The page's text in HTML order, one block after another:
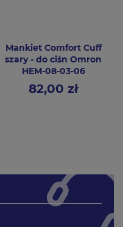
Mankiet Comfort Cuff
szary - do ciśn Omron
HEM-08-03-06
Cena82,00 zł